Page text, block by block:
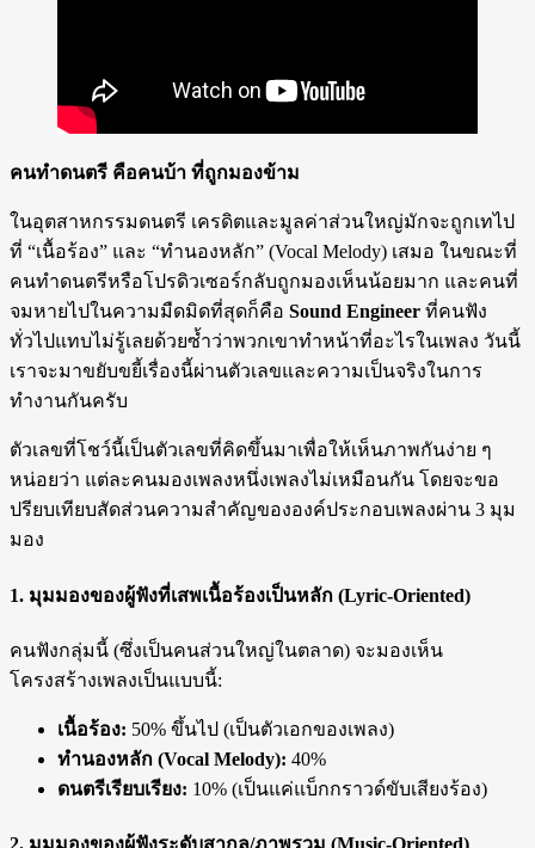
คนทำดนตรี คือคนบ้า ที่ถูกมองข้าม
ในอุตสาหกรรมดนตรี เครดิตและมูลค่าส่วนใหญ่มักจะถูกเทไป
ที่ “เนื้อร้อง” และ “ทำนองหลัก” (Vocal Melody) เสมอ ในขณะที่
คนทำดนตรีหรือโปรดิวเซอร์กลับถูกมองเห็นน้อยมาก และคนที่
จมหายไปในความมืดมิดที่สุดก็คือ Sound Engineer ที่คนฟัง
ทั่วไปแทบไม่รู้เลยด้วยซ้ำว่าพวกเขาทำหน้าที่อะไรในเพลง วันนี้
เราจะมาขยับขยี้เรื่องนี้ผ่านตัวเลขและความเป็นจริงในการ
ทำงานกันครับ
ตัวเลขที่โชว์นี้เป็นตัวเลขที่คิดขึ้นมาเพื่อให้เห็นภาพกันง่าย ๆ
หน่อยว่า แต่ละคนมองเพลงหนึ่งเพลงไม่เหมือนกัน โดยจะขอ
ปรียบเทียบสัดส่วนความสำคัญขององค์ประกอบเพลงผ่าน 3 มุม
มอง
1. มุมมองของผู้ฟังที่เสพเนื้อร้องเป็นหลัก (Lyric-Oriented)
คนฟังกลุ่มนี้ (ซึ่งเป็นคนส่วนใหญ่ในตลาด) จะมองเห็น
โครงสร้างเพลงเป็นแบบนี้:
เนื้อร้อง: 50% ขึ้นไป (เป็นตัวเอกของเพลง)
ทำนองหลัก (Vocal Melody): 40%
ดนตรีเรียบเรียง: 10% (เป็นแค่แบ็กกราวด์ขับเสียงร้อง)